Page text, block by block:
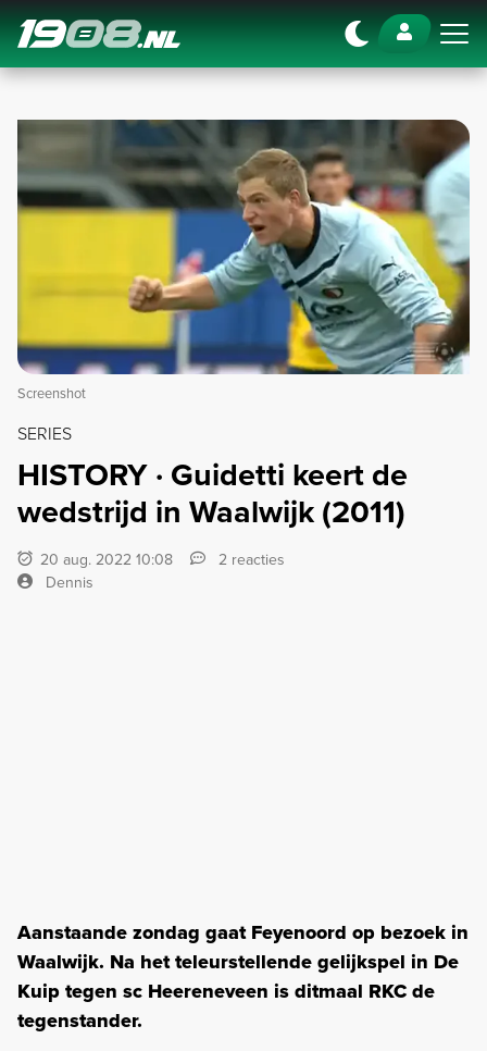
Navigation
Screenshot
SERIES
HISTORY · Guidetti keert de
wedstrijd in Waalwijk (2011)
20 aug. 2022 10:08
2 reacties
Dennis
Aanstaande zondag gaat Feyenoord op bezoek in
Waalwijk. Na het teleurstellende gelijkspel in De
Kuip tegen sc Heereneveen is ditmaal RKC de
tegenstander.